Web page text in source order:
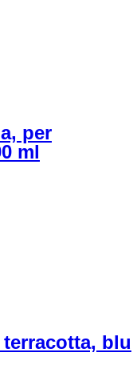
per
ml
blu